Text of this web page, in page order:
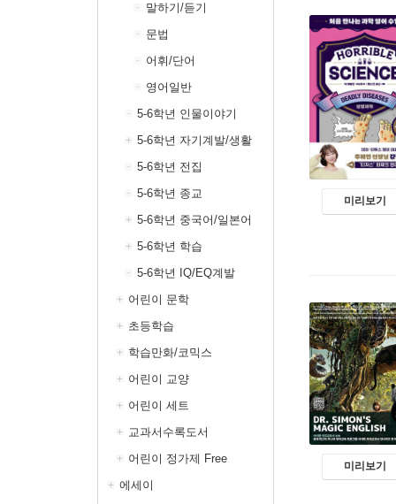
말하기/듣기
문법
어휘/단어
영어일반
5-6학년 인물이야기
5-6학년 자기계발/생활
5-6학년 전집
5-6학년 종교
5-6학년 중국어/일본어
5-6학년 학습
5-6학년 IQ/EQ계발
어린이 문학
초등학습
학습만화/코믹스
어린이 교양
어린이 세트
교과서수록도서
어린이 정가제 Free
에세이
미리보기
미리보기